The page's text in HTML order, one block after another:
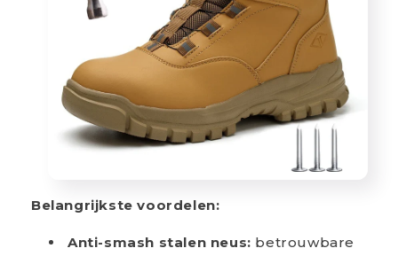
Belangrijkste voordelen:
Anti-smash stalen neus: betrouwbare